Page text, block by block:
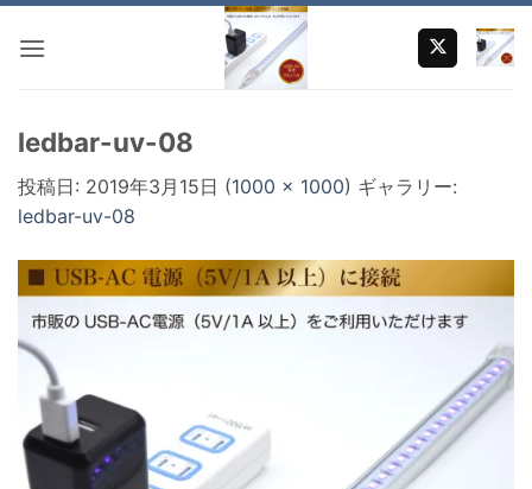
to
content
ledbar-uv-08
投稿日: 2019年3月15日 (1000 × 1000) ギャラリー:
ledbar-uv-08